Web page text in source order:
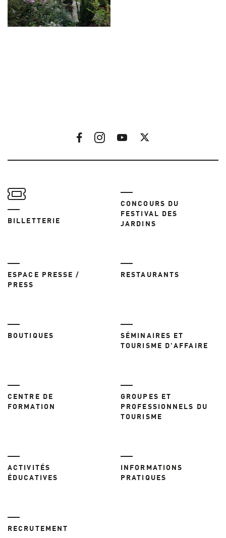
BILLETTERIE
CONCOURS DU
FESTIVAL DES
JARDINS
ESPACE PRESSE /
PRESS
RESTAURANTS
BOUTIQUES
SÉMINAIRES ET
TOURISME D'AFFAIRE
CENTRE DE
FORMATION
GROUPES ET
PROFESSIONNELS DU
TOURISME
ACTIVITÉS
ÉDUCATIVES
INFORMATIONS
PRATIQUES
RECRUTEMENT